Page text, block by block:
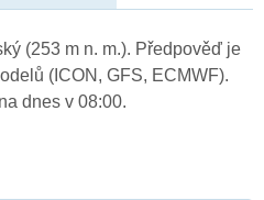
(253 m n. m.). Předpověď je
(ICON, GFS, ECMWF).
dnes v 08:00.